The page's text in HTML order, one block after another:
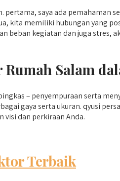
saya ada pemahaman
kita memiliki hubungan yang
kegiatan dan juga stres,
Salam
– penyempuraan serta
gaya serta ukuran. qyusi
visi dan perkiraan Anda.
Terbaik